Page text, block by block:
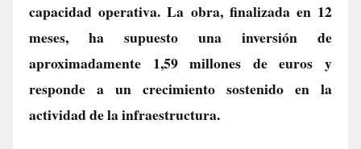
capacidad operativa. La obra, finalizada en 12
meses, ha supuesto una inversión de
aproximadamente 1,59 millones de euros y
responde a un crecimiento sostenido en la
actividad de la infraestructura.